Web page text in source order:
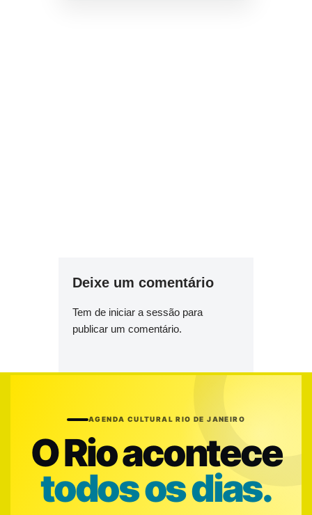
Deixe um comentário
Tem de iniciar a sessão para
publicar um comentário.
AGENDA CULTURAL RIO DE JANEIRO
O Rio acontece
todos os dias.